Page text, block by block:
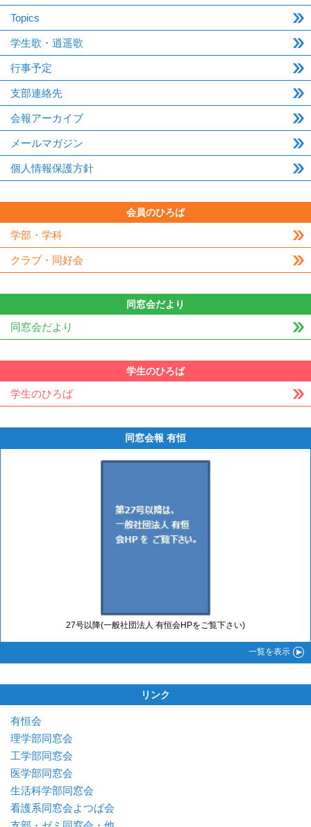
Topics
学生歌・逍遥歌
行事予定
支部連絡先
会報アーカイブ
メールマガジン
個人情報保護方針
会員のひろば
学部・学科
クラブ・同好会
同窓会だより
同窓会だより
学生のひろば
学生のひろば
同窓会報 有恒
27号以降(一般社団法人 有恒会HPをご覧下さい)
一覧を表示
リンク
有恒会
理学部同窓会
工学部同窓会
医学部同窓会
生活科学部同窓会
看護系同窓会よつば会